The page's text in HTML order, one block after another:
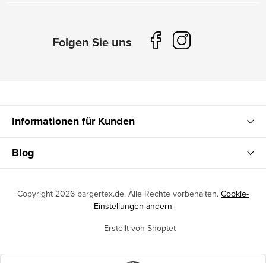
Informationen für Kunden
Blog
Erstellt von Shoptet
Copyright 2026 bargertex.de. Alle Rechte vorbehalten. Cookie-
Einstellungen ändern